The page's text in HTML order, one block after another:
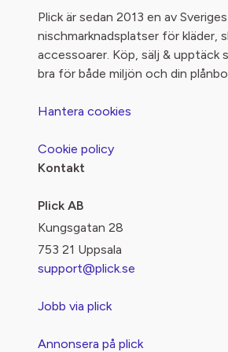
Plick är sedan 2013 en av
nischmarknadsplatser för kläder,
accessoarer. Köp, sälj & upptäck
bra för både miljön och din
Hantera cookies
Cookie policy
Kontakt
Plick AB
Kungsgatan 28
753 21 Uppsala
support@plick.se
Jobb via plick
Annonsera på plick